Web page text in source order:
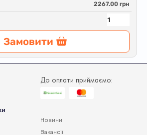
2267.00 грн
Замовити
До оплати приймаємо:
Новини
Вакансії